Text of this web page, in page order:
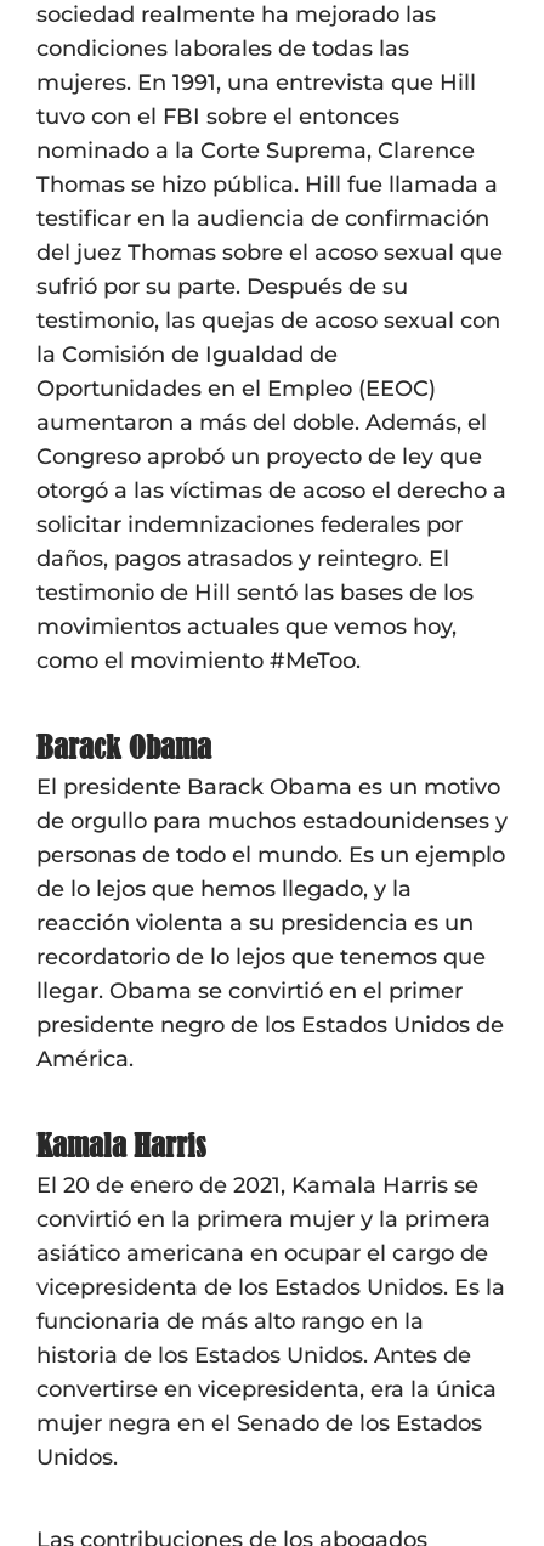
sociedad realmente ha mejorado las
condiciones laborales de todas las
mujeres. En 1991, una entrevista que Hill
tuvo con el FBI sobre el entonces
nominado a la Corte Suprema, Clarence
Thomas se hizo pública. Hill fue llamada a
testificar en la audiencia de confirmación
del juez Thomas sobre el acoso sexual que
sufrió por su parte. Después de su
testimonio, las quejas de acoso sexual con
la Comisión de Igualdad de
Oportunidades en el Empleo (EEOC)
aumentaron a más del doble. Además, el
Congreso aprobó un proyecto de ley que
otorgó a las víctimas de acoso el derecho a
solicitar indemnizaciones federales por
daños, pagos atrasados y reintegro. El
testimonio de Hill sentó las bases de los
movimientos actuales que vemos hoy,
como el movimiento #MeToo.
Barack Obama
El presidente Barack Obama es un motivo
de orgullo para muchos estadounidenses y
personas de todo el mundo. Es un ejemplo
de lo lejos que hemos llegado, y la
reacción violenta a su presidencia es un
recordatorio de lo lejos que tenemos que
llegar. Obama se convirtió en el primer
presidente negro de los Estados Unidos de
América.
Kamala Harris
El 20 de enero de 2021, Kamala Harris se
convirtió en la primera mujer y la primera
asiático americana en ocupar el cargo de
vicepresidenta de los Estados Unidos. Es la
funcionaria de más alto rango en la
historia de los Estados Unidos. Antes de
convertirse en vicepresidenta, era la única
mujer negra en el Senado de los Estados
Unidos.
Las contribuciones de los abogados